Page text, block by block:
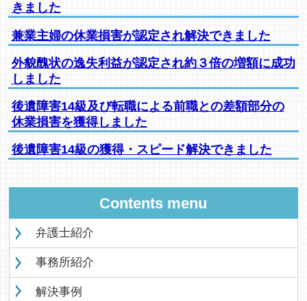
きました
兼業主婦の休業損害が認定され解決できました
外貌醜状の逸失利益が認定され約３倍の増額に成功
しました
後遺障害14級及び転職による前職との差額部分の
休業損害を獲得しました
後遺障害14級の獲得・スピード解決できました
Contents menu
弁護士紹介
事務所紹介
解決事例